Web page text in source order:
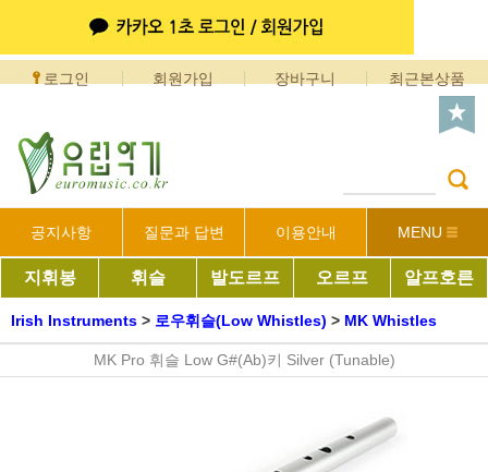
로그인 회원가입 장바구니 최근본상품
공지사항 질문과 답변 이용안내 MENU
지휘봉 휘슬 발도르프 오르프 알프호른
Irish Instruments > 로우휘슬(Low Whistles) > MK Whistles
MK Pro 휘슬 Low G#(Ab)키 Silver (Tunable)